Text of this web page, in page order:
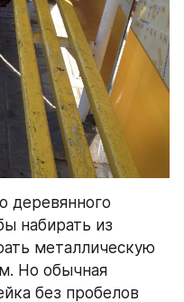
деревянного
набирать из
металлическую
Но обычная
без пробелов